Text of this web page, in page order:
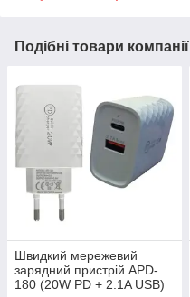
Подібні товари компанії
Швидкий мережевий
зарядний пристрій APD-
180 (20W PD + 2.1A USB)